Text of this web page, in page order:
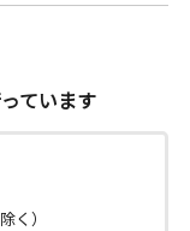
ています
く）